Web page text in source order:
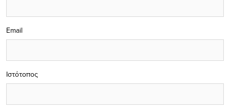
Email
Ιστότοπος